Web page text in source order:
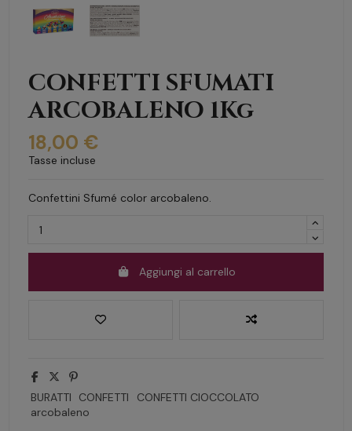
CONFETTI SFUMATI
ARCOBALENO 1Kg
18,00 €
Tasse incluse
Confettini Sfumé color arcobaleno.
Aggiungi al carrello
BURATTI CONFETTI
CONFETTI CIOCCOLATO
arcobaleno